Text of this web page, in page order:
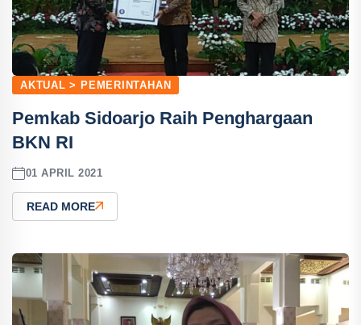
AKTUAL > PEMERINTAHAN
Pemkab Sidoarjo Raih Penghargaan
BKN RI
01 APRIL 2021
READ MORE